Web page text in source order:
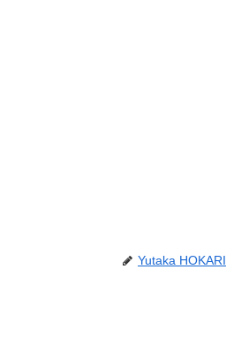
Yutaka HOKARI